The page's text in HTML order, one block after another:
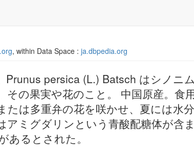
, within Data Space : ja.dbpedia.org
persica (L.) Batsch はシノニ
の果実や花のこと。 中国原産。食
は多重弁の花を咲かせ、夏には水
ミグダリンという青酸配糖体が含
あるとされた。